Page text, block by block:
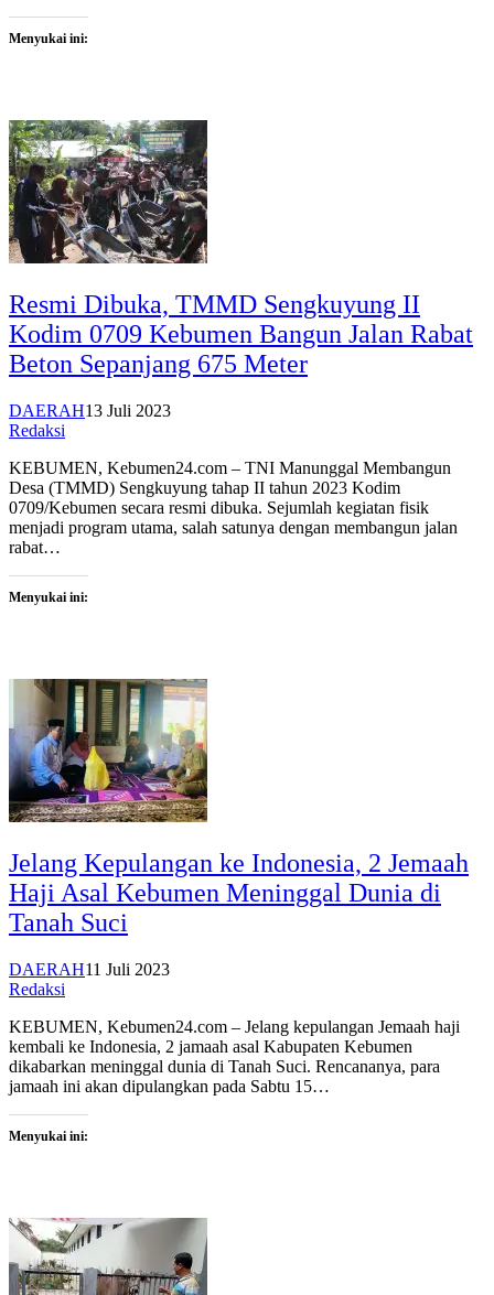
Menyukai ini:
Resmi Dibuka, TMMD Sengkuyung II
Kodim 0709 Kebumen Bangun Jalan Rabat
Beton Sepanjang 675 Meter
DAERAH13 Juli 2023
Redaksi
KEBUMEN, Kebumen24.com – TNI Manunggal Membangun
Desa (TMMD) Sengkuyung tahap II tahun 2023 Kodim
0709/Kebumen secara resmi dibuka. Sejumlah kegiatan fisik
menjadi program utama, salah satunya dengan membangun jalan
rabat…
Menyukai ini:
Jelang Kepulangan ke Indonesia, 2 Jemaah
Haji Asal Kebumen Meninggal Dunia di
Tanah Suci
DAERAH11 Juli 2023
Redaksi
KEBUMEN, Kebumen24.com – Jelang kepulangan Jemaah haji
kembali ke Indonesia, 2 jamaah asal Kabupaten Kebumen
dikabarkan meninggal dunia di Tanah Suci. Rencananya, para
jamaah ini akan dipulangkan pada Sabtu 15…
Menyukai ini: